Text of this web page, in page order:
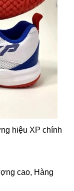
hiệu XP chính
cao, Hàng